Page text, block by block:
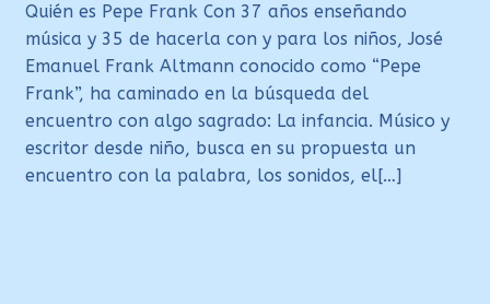
Quién es Pepe Frank Con 37 años enseñando
música y 35 de hacerla con y para los niños, José
Emanuel Frank Altmann conocido como “Pepe
Frank”, ha caminado en la búsqueda del
encuentro con algo sagrado: La infancia. Músico y
escritor desde niño, busca en su propuesta un
encuentro con la palabra, los sonidos, el[…]